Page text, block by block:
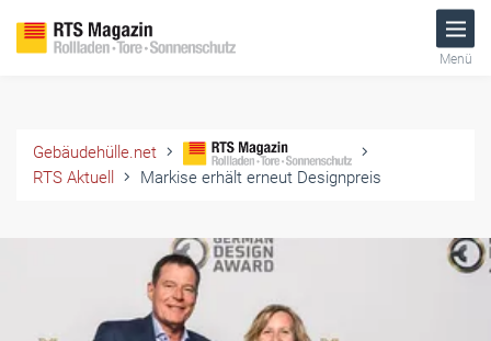
Menü
Gebäudehülle.net
RTS Aktuell
Markise erhält erneut Designpreis